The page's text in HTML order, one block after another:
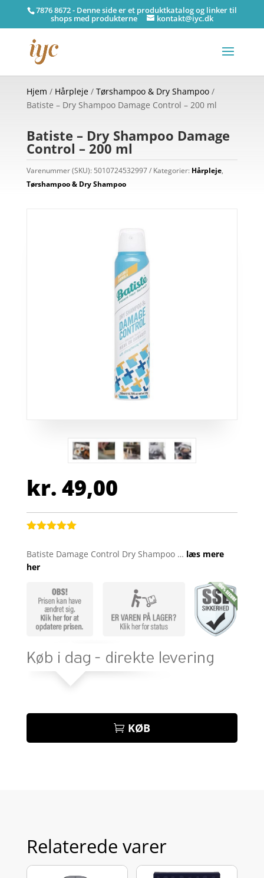
7876 8672 - Denne side er et produktkatalog og linker til
shops med produkterne kontakt@iyc.dk
Hjem / Hårpleje/ Tørshampoo & Dry Shampoo/
Batiste – Dry Shampoo Damage Control – 200 ml
Batiste – Dry Shampoo Damage
Control – 200 ml
Varenummer (SKU): 5010724532997 Kategorier: Hårpleje,
Tørshampoo & Dry Shampoo
kr. 49,00
af 5
baseret på
Batiste Damage Control Dry Shampoo … læs mere
her
KØB
Relaterede varer